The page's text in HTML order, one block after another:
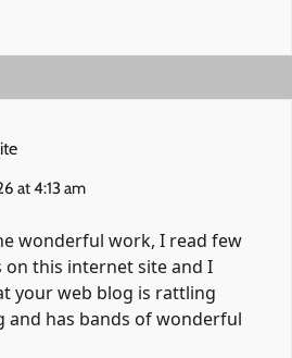
at 4:13 am
wonderful work, I read few
on this internet site and I
your web blog is rattling
and has bands of wonderful